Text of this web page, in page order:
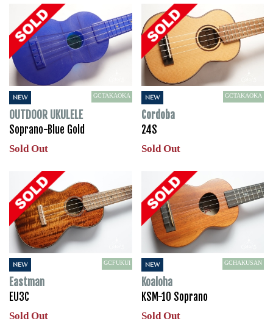
NEW GCTAKAOKA
OUTDOOR UKULELE
Soprano-Blue Gold
Sold Out
NEW GCTAKAOKA
Cordoba
24S
Sold Out
NEW GCFUKUI
Eastman
EU3C
Sold Out
NEW GCHAKUSAN
Koaloha
KSM-10 Soprano
Sold Out